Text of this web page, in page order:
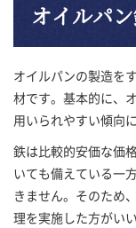
オイルパ
オイルパンの製造を
材です。基本的に、
用いられやすい傾向
鉄は比較的安価な価
いても備えている一
きません。そのため
理を実施した方がい